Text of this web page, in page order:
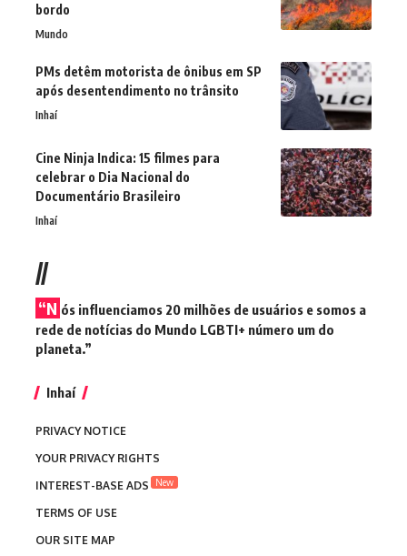
bordo
Mundo
PMs detêm motorista de ônibus em SP
após desentendimento no trânsito
Inhaí
Cine Ninja Indica: 15 filmes para
celebrar o Dia Nacional do
Documentário Brasileiro
Inhaí
//
“N ós influenciamos 20 milhões de usuários e somos a
rede de notícias do Mundo LGBTI+ número um do
planeta.”
Inhaí
PRIVACY NOTICE
YOUR PRIVACY RIGHTS
INTEREST-BASE ADS
New
TERMS OF USE
OUR SITE MAP